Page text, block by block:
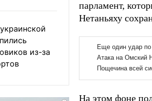
из-за
парламент,
Нетаньяху
На этом фоне